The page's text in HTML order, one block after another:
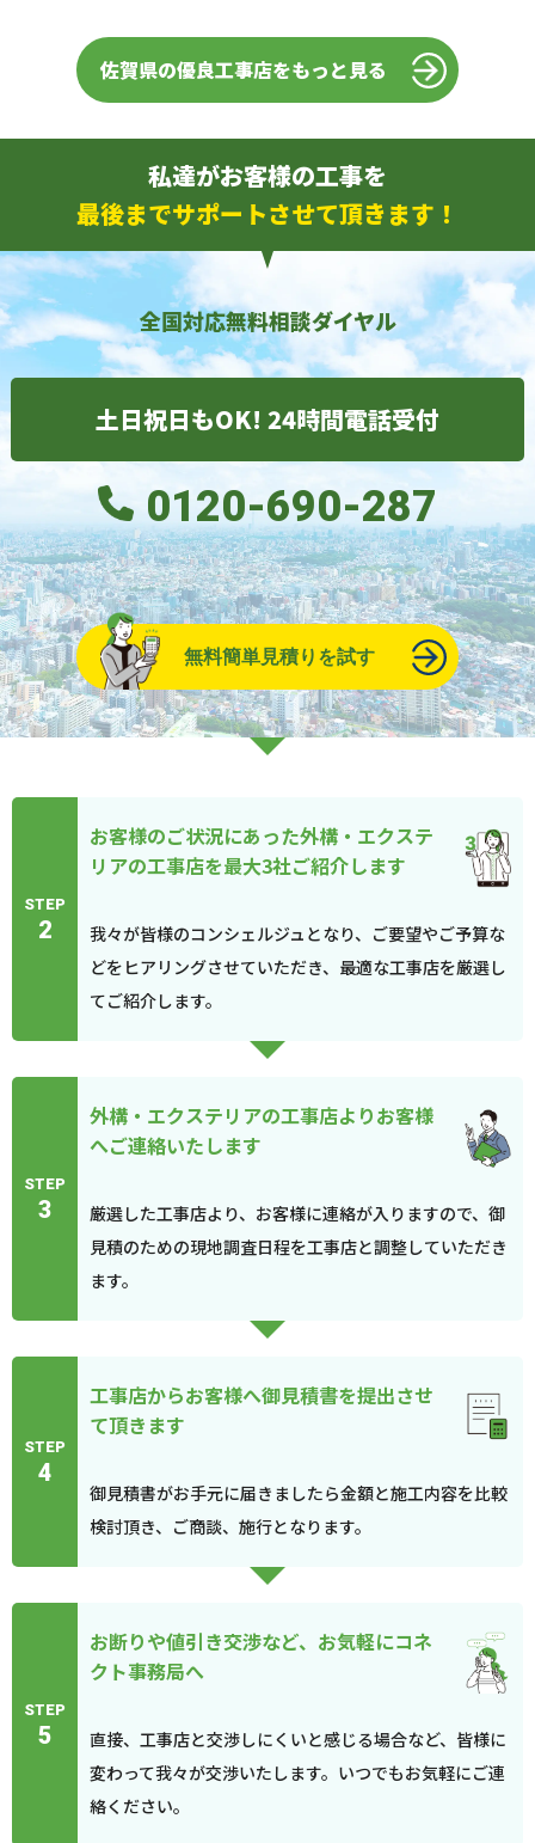
佐賀県の優良工事店をもっと見る
私達がお客様の工事を
最後までサポートさせて頂きます！
全国対応無料相談ダイヤル
土日祝日もOK! 24時間電話受付
0120-690-287
無料簡単見積りを試す
STEP
2
お客様のご状況にあった外構・エクステ
リアの工事店を最大3社ご紹介します
我々が皆様のコンシェルジュとなり、ご要望やご予算な
どをヒアリングさせていただき、最適な工事店を厳選し
てご紹介します。
STEP
3
外構・エクステリアの工事店よりお客様
へご連絡いたします
厳選した工事店より、お客様に連絡が入りますので、御
見積のための現地調査日程を工事店と調整していただき
ます。
STEP
4
工事店からお客様へ御見積書を提出させ
て頂きます
御見積書がお手元に届きましたら金額と施工内容を比較
検討頂き、ご商談、施行となります。
STEP
5
お断りや値引き交渉など、お気軽にコネ
クト事務局へ
直接、工事店と交渉しにくいと感じる場合など、皆様に
変わって我々が交渉いたします。いつでもお気軽にご連
絡ください。